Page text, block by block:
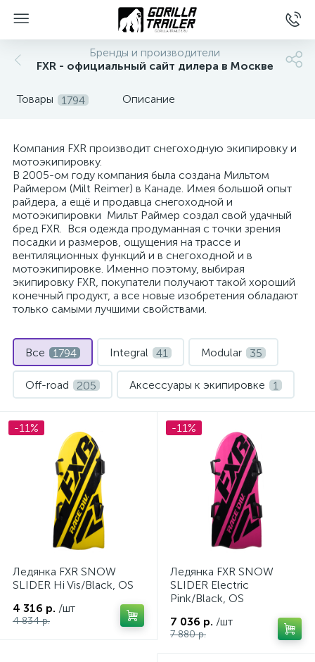
Бренды и производители
FXR - официальный сайт дилера в Москве
Товары 1794 Описание
Компания FXR производит снегоходную экипировку и
мотоэкипировку.
В 2005-ом году компания была создана Мильтом
Раймером (Milt Reimer) в Канаде. Имея большой опыт
райдера, а ещё и продавца снегоходной и
мотоэкипировки Мильт Раймер создал свой удачный
бред FXR. Вся одежда продуманная с точки зрения
посадки и размеров, ощущения на трассе и
вентиляционных функций и в снегоходной и в
мотоэкипировке. Именно поэтому, выбирая
экипировку FXR, покупатели получают такой хороший
конечный продукт, а все новые изобретения обладают
только самыми лучшими свойствами.
Все 1794 Integral 41 Modular 35
Off-road 205 Аксессуары к экипировке 1
Балаклавы Баннер 1
Белье нижнее
Головные уборы Для одежды 3
Для оптики 2
Дорожные сумки 11
Защита рук 8 Комбинезоны 387
Комплектующие дл шлемов
Комплектующие для обуви экипировки
-11%
Ледянка FXR SNOW
SLIDER Hi Vis/Black, OS
4 316 р. /шт
4 834 р.
-11%
Ледянка FXR SNOW
SLIDER Electric
Pink/Black, OS
7 036 р. /шт
7 880 р.